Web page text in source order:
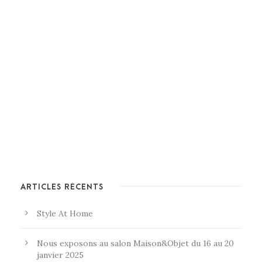
ARTICLES RÉCENTS
Style At Home
Nous exposons au salon Maison&Objet du 16 au 20
janvier 2025